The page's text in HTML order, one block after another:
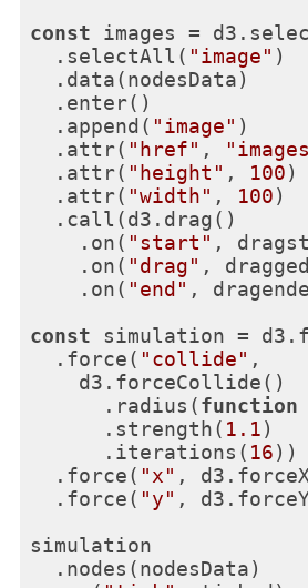
const images =
  .selectAll(
"image" )
  .data(nodesData)
  .enter()
  .append(
"image" )
  .attr(
"href" ,
  .attr(
"height" , 100)
  .attr(
"width" , 100)
  .call(d3.drag()
    .on(
"start" ,
    .on(
"drag" ,
    .on(
"end" ,
const simulation =
  .force(
"collide" ,
    d3.forceCollide()
      .radius(
function
      .strength(
1.1)
      .iterations(
16))
  .force(
"x" ,
  .force(
"y" ,
simulation
  .nodes(nodesData)